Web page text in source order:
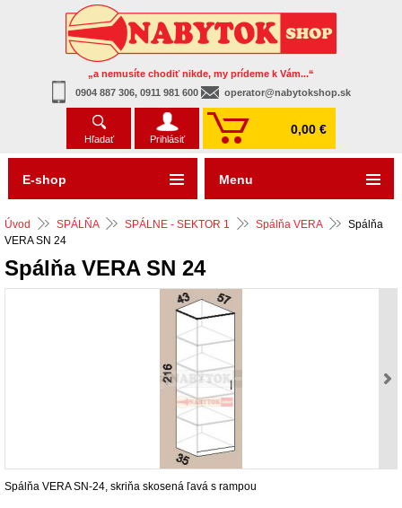
„a nemusíte chodiť nikde, my prídeme k Vám...“
0904 887 306, 0911 981 600
operator@nabytokshop.sk
Hľadať Prihlásiť
0,00 €
Úvod SPÁLŇA SPÁLNE - SEKTOR 1 Spálňa VERA
Spálňa
VERA SN 24
Spálňa VERA SN 24
Spálňa VERA SN-24, skriňa skosená ľavá s rampou
E-shop Menu